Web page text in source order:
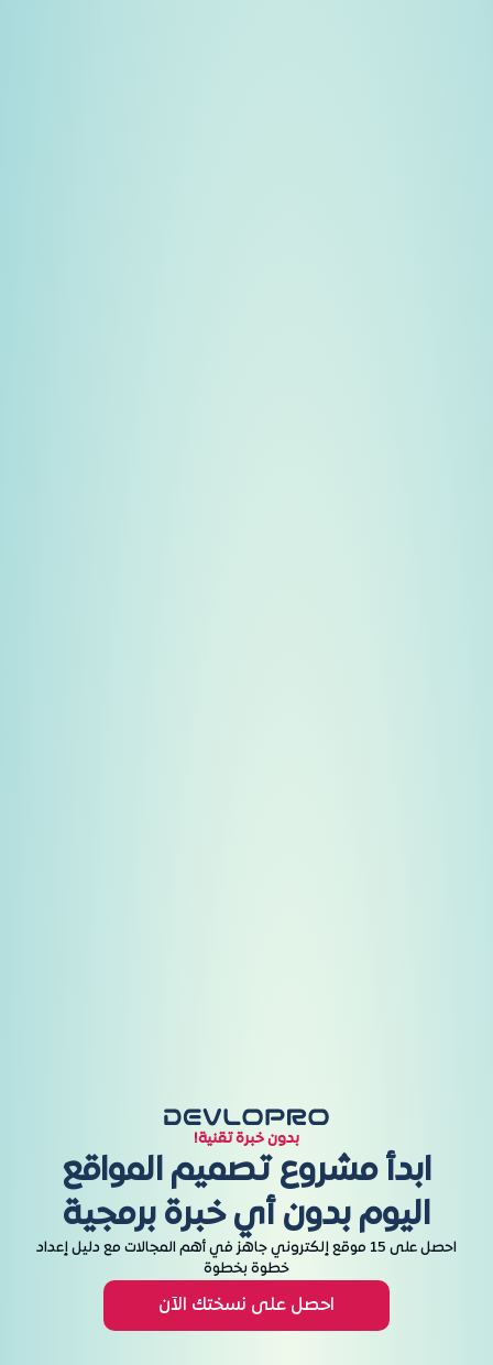
بدون خبرة تقنية!
ابدأ مشروع تصميم المواقع
اليوم بدون أي خبرة برمجية
احصل على 15 موقع إلكتروني جاهز في أهم المجالات مع دليل إعداد
خطوة بخطوة
احصل على نسختك الآن